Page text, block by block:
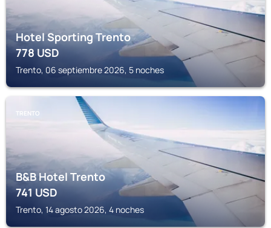
Hotel Sporting Trento
778USD
Trento, 06 septiembre 2026, 5 noches
TRENTO
B&B Hotel Trento
741USD
Trento, 14 agosto 2026, 4 noches